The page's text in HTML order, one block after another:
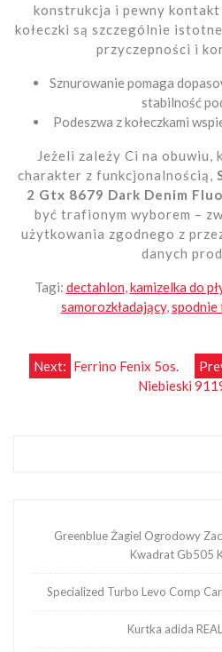
konstrukcja i pewny kontakt
kołeczki są szczególnie
przyczepności i
Sznurowanie pomaga
stabilność
Podeszwa z kołeczkami
Jeżeli zależy Ci na obuwiu,
charakter z funkcjonalnością,
2 Gtx 8679 Dark Denim
być trafionym wyborem –
użytkowania zgodnego z
danych
Tagi: dectahlon,kamizelka do
samorozkładający,spodnie
Nawigacja
Next: Ferrino Fenix 5os.
Niebieski
Greenblue Żagiel Ogrodowy
Kwadrat Gb505
Specialized Turbo Levo Comp
Kurtka adida